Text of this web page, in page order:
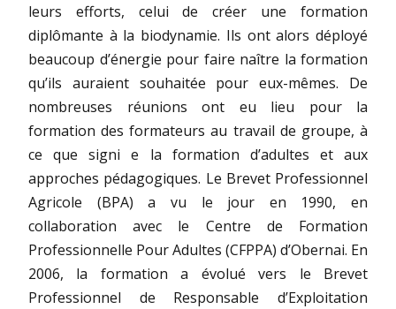
leurs efforts, celui de créer une formation
diplômante à la biodynamie. Ils ont alors déployé
beaucoup d’énergie pour faire naître la formation
qu’ils auraient souhaitée pour eux-mêmes. De
nombreuses réunions ont eu lieu pour la
formation des formateurs au travail de groupe, à
ce que signi e la formation d’adultes et aux
approches pédagogiques. Le Brevet Professionnel
Agricole (BPA) a vu le jour en 1990, en
collaboration avec le Centre de Formation
Professionnelle Pour Adultes (CFPPA) d’Obernai. En
2006, la formation a évolué vers le Brevet
Professionnel de Responsable d’Exploitation